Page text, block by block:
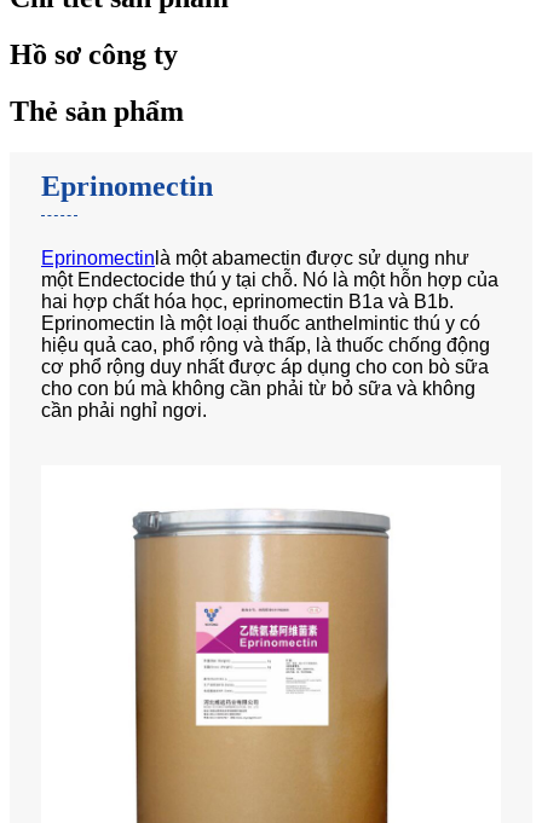
Hồ sơ công ty
Thẻ sản phẩm
Eprinomectin
Eprinomectin là một abamectin được sử dụng như
một Endectocide thú y tại chỗ. Nó là một hỗn hợp của
hai hợp chất hóa học, eprinomectin B1a và B1b.
Eprinomectin là một loại thuốc anthelmintic thú y có
hiệu quả cao, phổ rộng và thấp, là thuốc chống động
cơ phổ rộng duy nhất được áp dụng cho con bò sữa
cho con bú mà không cần phải từ bỏ sữa và không
cần phải nghỉ ngơi.